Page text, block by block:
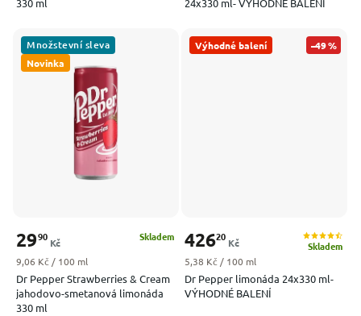
330 ml
24x330 ml- VÝHODNÉ BALENÍ
Novinka
Množstevní sleva
Dr Pepper Strawberries & Cream
jahodovo-smetanová limonáda
330 ml
Skladem
2990
Kč
Měrná cena:
9,06 Kč / 100 ml
Výhodné balení –49 %
Dr Pepper limonáda 24x330 ml-
VÝHODNÉ BALENÍ
Skladem
42620
Kč
Měrná cena:
5,38 Kč / 100 ml